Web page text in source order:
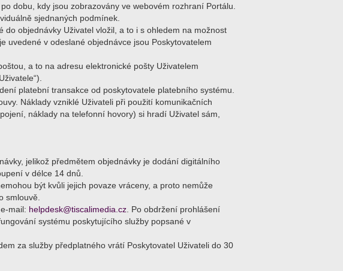
dobu, kdy jsou zobrazovány ve webovém rozhraní Portálu.
sjednaných podmínek.
objednávky Uživatel vložil, a to i s ohledem na možnost
uvedené v odeslané objednávce jsou Poskytovatelem
a to na adresu elektronické pošty Uživatelem
platební transakce od poskytovatele platebního systému.
Náklady vzniklé Uživateli při použití komunikačních
náklady na telefonní hovory) si hradí Uživatel sám,
jelikož předmětem objednávky je dodání digitálního
v délce 14 dnů.
být kvůli jejich povaze vráceny, a proto nemůže
smlouvě.
mail: helpdesk@tiscalimedia.cz . Po obdržení prohlášení
systému poskytujícího služby popsané v
za služby předplatného vrátí Poskytovatel Uživateli do 30